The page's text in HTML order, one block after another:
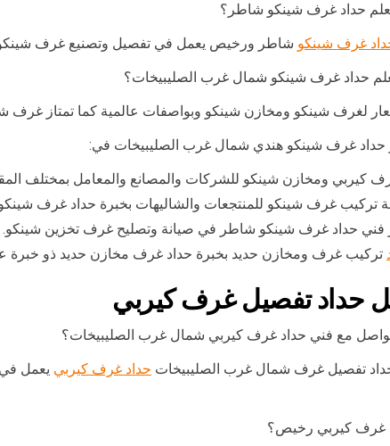
حداد غرف شينكو شاطر؟
غرف شينكو شاطر ورخيص يعمل في تفصيل وتصنيع غرف
حداد غرف شينكو شمال غرب الصليبيخات؟
لغرف شينكو ومخازن شينكو وبواصفات عالمية كما تمتاز غرف
حداد غرف شينكو هندي شمال غرب الصليبيخات في:
كيربي ومخازن شينكو للشركات والمصانع والمعامل بمختلف
تركيب غرف شينكو للمنتجعات والشاليهات بخبرة حداد غرف
فني حداد غرف شينكو شاطر في صيانة وتصليح غرف تخزين شينكو.
تركيب غرف ومخازن حديد بخبرة حداد غرف مخازن حديد ذو خبرة
حداد تفصيل غرف كيربي
مع فني حداد غرف كيربي شمال غرب الصليبيخات؟
تفصيل غرف شمال غرب الصليبيخات حداد غرف كيربي يعمل
غرف كيربي رخيص؟